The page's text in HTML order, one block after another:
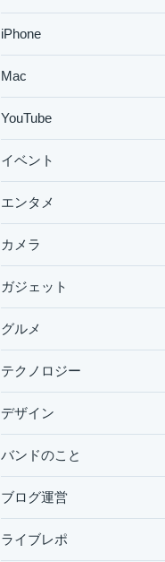
iPhone
Mac
YouTube
イベント
エンタメ
カメラ
ガジェット
グルメ
テクノロジー
デザイン
バンドのこと
ブログ運営
ライブレポ